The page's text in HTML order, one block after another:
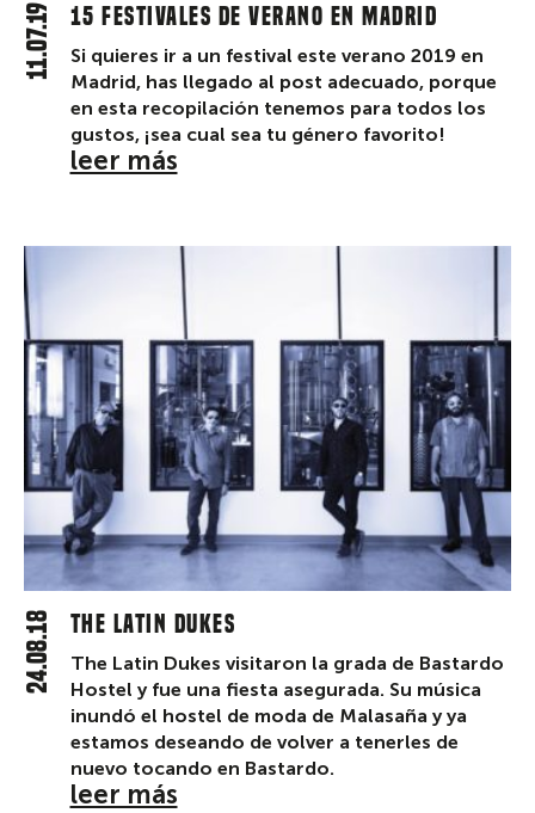
15 festivales de verano en Madrid
11.07.19
Si quieres ir a un festival este verano 2019 en
Madrid, has llegado al post adecuado, porque
en esta recopilación tenemos para todos los
gustos, ¡sea cual sea tu género favorito!
leer más
The Latin Dukes
24.08.18
The Latin Dukes visitaron la grada de Bastardo
Hostel y fue una fiesta asegurada. Su música
inundó el hostel de moda de Malasaña y ya
estamos deseando de volver a tenerles de
nuevo tocando en Bastardo.
leer más